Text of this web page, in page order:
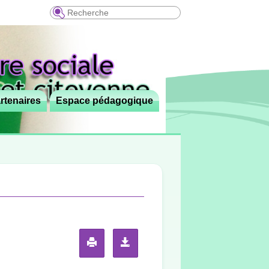
Recherche
Espace pédagogique